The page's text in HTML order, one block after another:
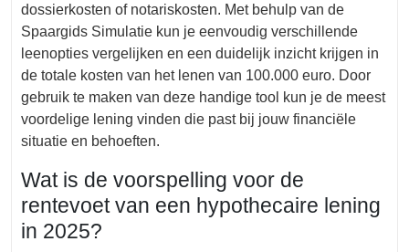
dossierkosten of notariskosten. Met behulp van de
Spaargids Simulatie kun je eenvoudig verschillende
leenopties vergelijken en een duidelijk inzicht krijgen in
de totale kosten van het lenen van 100.000 euro. Door
gebruik te maken van deze handige tool kun je de meest
voordelige lening vinden die past bij jouw financiële
situatie en behoeften.
Wat is de voorspelling voor de
rentevoet van een hypothecaire lening
in 2025?